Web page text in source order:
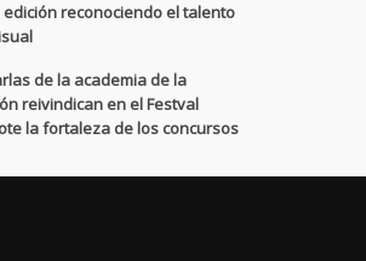
reconociendo el talento
de la academia de la
reivindican en el Festval
la fortaleza de los concursos